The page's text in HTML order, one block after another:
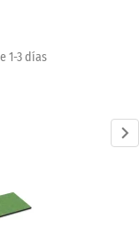
1-3 días